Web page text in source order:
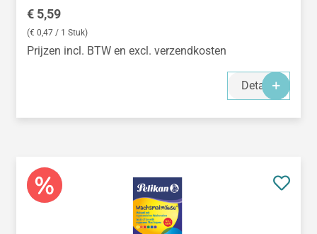
Normale prijs:
€ 5,59
(€ 0,47 / 1 Stuk)
Prijzen incl. BTW en excl. verzendkosten
Details